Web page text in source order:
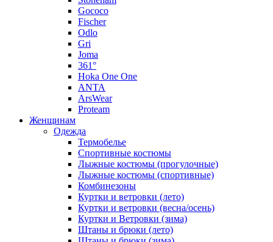
Gococo
Fischer
Odlo
Gri
Joma
361°
Hoka One One
ANTA
ArsWear
Proteam
Женщинам
Одежда
Термобелье
Спортивные костюмы
Лыжные костюмы (прогулочные)
Лыжные костюмы (спортивные)
Комбинезоны
Куртки и ветровки (лето)
Куртки и ветровки (весна/осень)
Куртки и Ветровки (зима)
Штаны и брюки (лето)